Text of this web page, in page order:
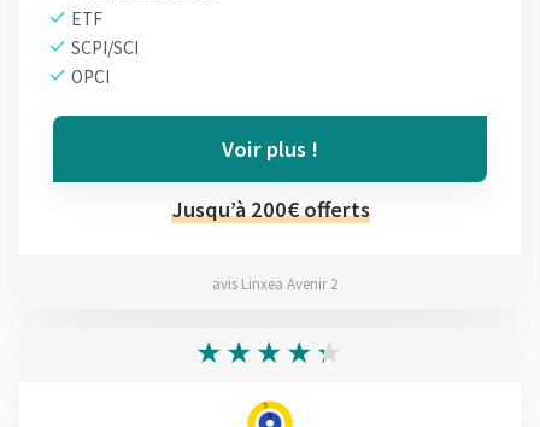
ETF
SCPI/SCI
OPCI
Voir plus !
Jusqu’à 200€ offerts
avis Linxea Avenir 2